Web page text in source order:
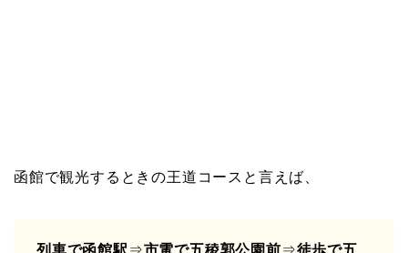
函館で観光するときの王道コースと言えば、
列車で函館駅 ⇒市電で五稜郭公園前⇒徒歩で五